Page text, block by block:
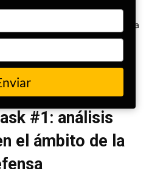
febrero de 2025
#1: análisis
el ámbito de la